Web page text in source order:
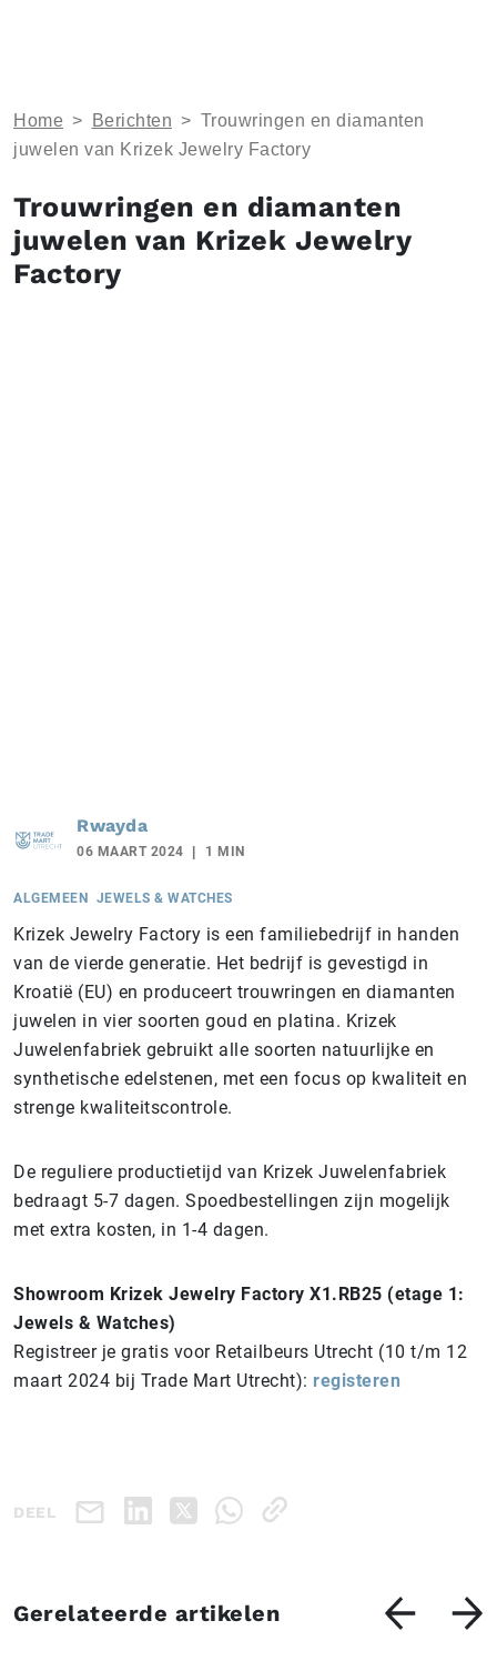
Home > Berichten > Trouwringen en diamanten
juwelen van Krizek Jewelry Factory
Trouwringen en diamanten
juwelen van Krizek Jewelry
Factory
Rwayda
06 MAART 2024 1 MIN
ALGEMEEN JEWELS & WATCHES
Krizek Jewelry Factory is een familiebedrijf in handen
van de vierde generatie. Het bedrijf is gevestigd in
Kroatië (EU) en produceert trouwringen en diamanten
juwelen in vier soorten goud en platina. Krizek
Juwelenfabriek gebruikt alle soorten natuurlijke en
synthetische edelstenen, met een focus op kwaliteit en
strenge kwaliteitscontrole.
De reguliere productietijd van Krizek Juwelenfabriek
bedraagt 5-7 dagen. Spoedbestellingen zijn mogelijk
met extra kosten, in 1-4 dagen.
Showroom Krizek Jewelry Factory X1.RB25 (etage 1:
Jewels & Watches)
Registreer je gratis voor Retailbeurs Utrecht (10 t/m 12
maart 2024 bij Trade Mart Utrecht): registeren
DEEL
Gerelateerde artikelen